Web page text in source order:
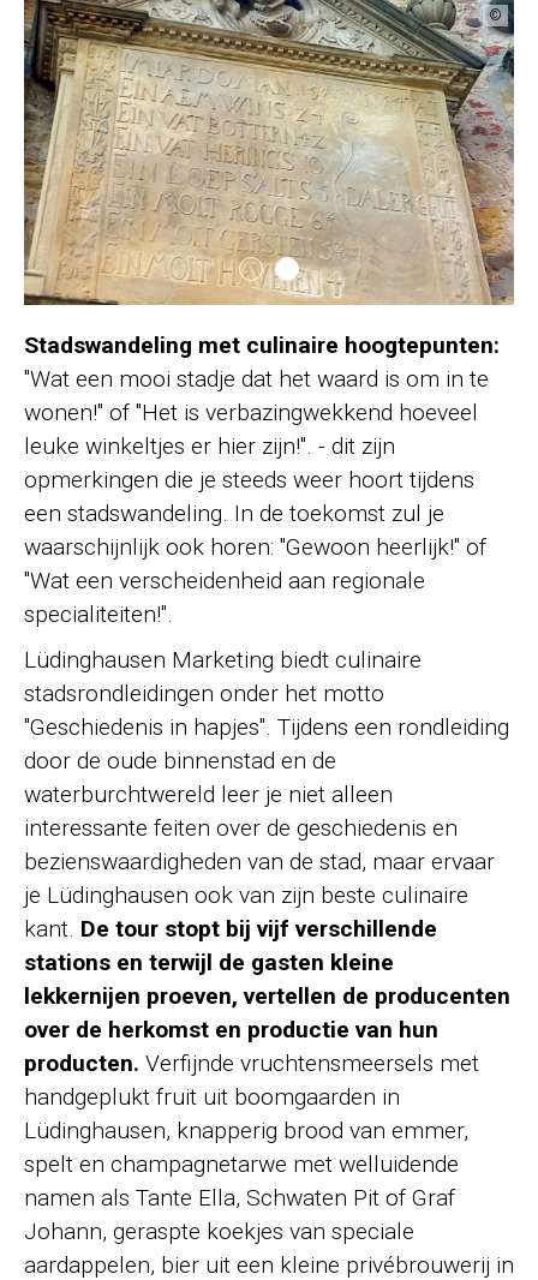
©
Stadswandeling met culinaire hoogtepunten:
"Wat een mooi stadje dat het waard is om in te
wonen!" of "Het is verbazingwekkend hoeveel
leuke winkeltjes er hier zijn!". - dit zijn
opmerkingen die je steeds weer hoort tijdens
een stadswandeling. In de toekomst zul je
waarschijnlijk ook horen: "Gewoon heerlijk!" of
"Wat een verscheidenheid aan regionale
specialiteiten!".
Lüdinghausen Marketing biedt culinaire
stadsrondleidingen onder het motto
"Geschiedenis in hapjes". Tijdens een rondleiding
door de oude binnenstad en de
waterburchtwereld leer je niet alleen
interessante feiten over de geschiedenis en
bezienswaardigheden van de stad, maar ervaar
je Lüdinghausen ook van zijn beste culinaire
kant. De tour stopt bij vijf verschillende
stations en terwijl de gasten kleine
lekkernijen proeven, vertellen de producenten
over de herkomst en productie van hun
producten. Verfijnde vruchtensmeersels met
handgeplukt fruit uit boomgaarden in
Lüdinghausen, knapperig brood van emmer,
spelt en champagnetarwe met welluidende
namen als Tante Ella, Schwaten Pit of Graf
Johann, geraspte koekjes van speciale
aardappelen, bier uit een kleine privébrouwerij in